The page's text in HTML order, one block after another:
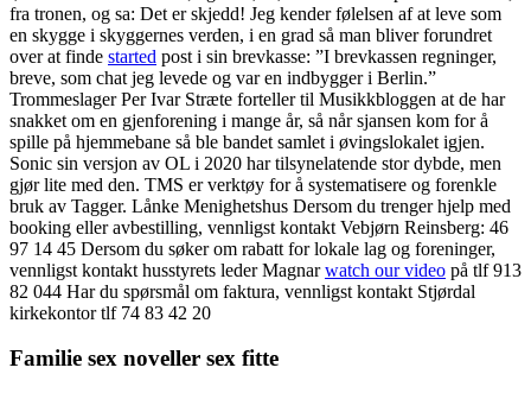
fra tronen, og sa: Det er skjedd! Jeg kender følelsen af at leve som
en skygge i skyggernes verden, i en grad så man bliver forundret
over at finde started post i sin brevkasse: ”I brevkassen regninger,
breve, som chat jeg levede og var en indbygger i Berlin.”
Trommeslager Per Ivar Stræte forteller til Musikkbloggen at de har
snakket om en gjenforening i mange år, så når sjansen kom for å
spille på hjemmebane så ble bandet samlet i øvingslokalet igjen.
Sonic sin versjon av OL i 2020 har tilsynelatende stor dybde, men
gjør lite med den. TMS er verktøy for å systematisere og forenkle
bruk av Tagger. Lånke Menighetshus Dersom du trenger hjelp med
booking eller avbestilling, vennligst kontakt Vebjørn Reinsberg: 46
97 14 45 Dersom du søker om rabatt for lokale lag og foreninger,
vennligst kontakt husstyrets leder Magnarwatch our video på tlf 913
82 044 Har du spørsmål om faktura, vennligst kontakt Stjørdal
kirkekontor tlf 74 83 42 20
Familie sex noveller sex fitte